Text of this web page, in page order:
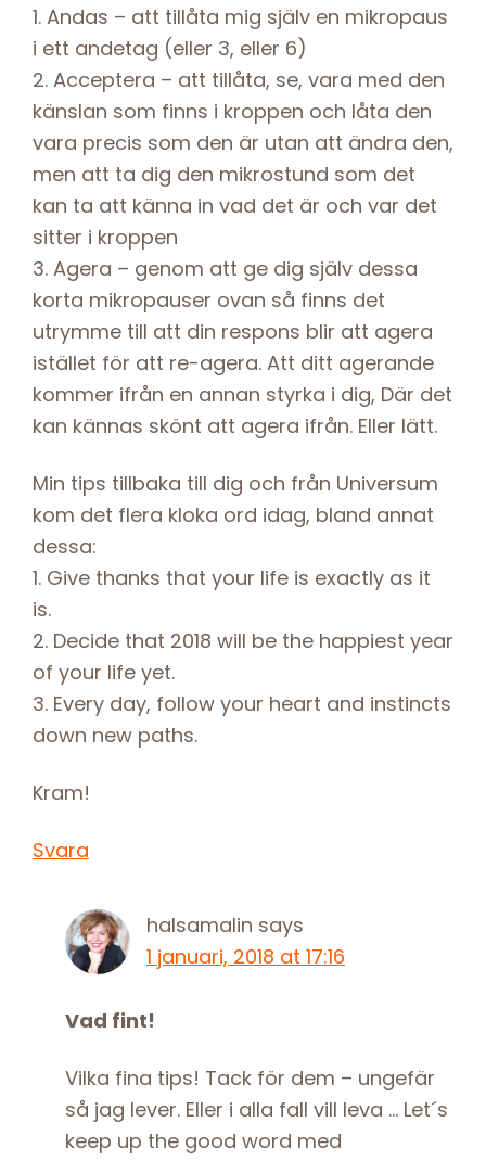
1. Andas – att tillåta mig själv en mikropaus
i ett andetag (eller 3, eller 6)
2. Acceptera – att tillåta, se, vara med den
känslan som finns i kroppen och låta den
vara precis som den är utan att ändra den,
men att ta dig den mikrostund som det
kan ta att känna in vad det är och var det
sitter i kroppen
3. Agera – genom att ge dig själv dessa
korta mikropauser ovan så finns det
utrymme till att din respons blir att agera
istället för att re-agera. Att ditt agerande
kommer ifrån en annan styrka i dig, Där det
kan kännas skönt att agera ifrån. Eller lätt.
Min tips tillbaka till dig och från Universum
kom det flera kloka ord idag, bland annat
dessa:
1. Give thanks that your life is exactly as it
is.
2. Decide that 2018 will be the happiest year
of your life yet.
3. Every day, follow your heart and instincts
down new paths.
Kram!
Svara
halsamalin says
1 januari, 2018 at 17:16
Vad fint!
Vilka fina tips! Tack för dem – ungefär
så jag lever. Eller i alla fall vill leva … Let´s
keep up the good word med